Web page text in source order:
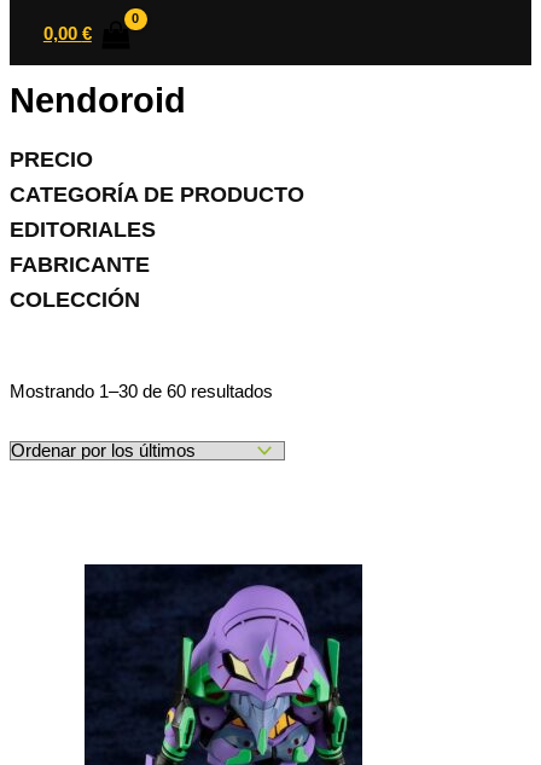
0,00 €
Nendoroid
PRECIO
CATEGORÍA DE PRODUCTO
EDITORIALES
FABRICANTE
COLECCIÓN
Mostrando 1–30 de 60 resultados
últimos